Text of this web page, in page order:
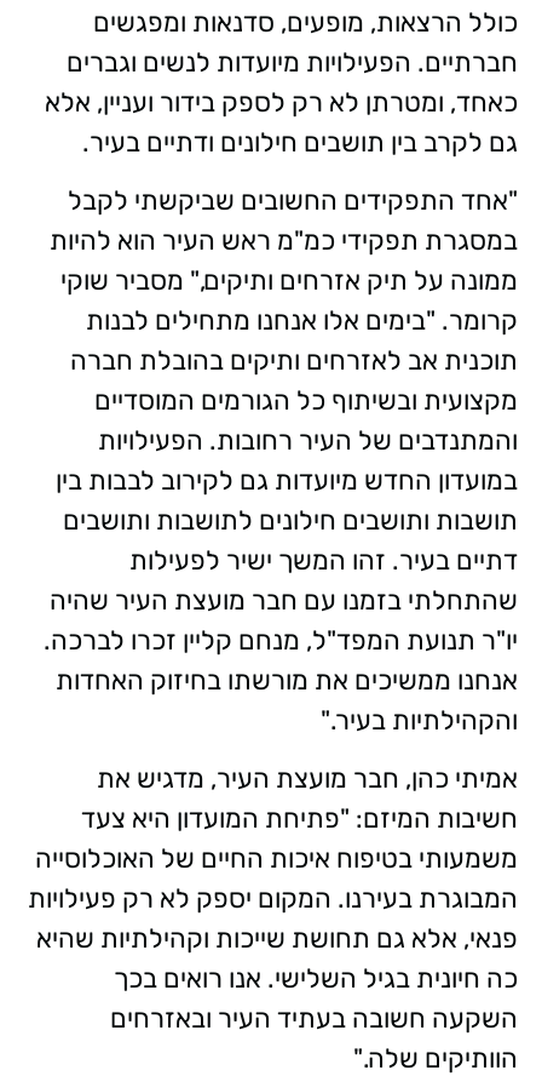
כולל הרצאות, מופעים, סדנאות ומפגשים
חברתיים. הפעילויות מיועדות לנשים וגברים
כאחד, ומטרתן לא רק לספק בידור ועניין, אלא
גם לקרב בין תושבים חילונים ודתיים בעיר.
"אחד התפקידים החשובים שביקשתי לקבל
במסגרת תפקידי כמ"מ ראש העיר הוא להיות
ממונה על תיק אזרחים ותיקים," מסביר שוקי
קרומר. "בימים אלו אנחנו מתחילים לבנות
תוכנית אב לאזרחים ותיקים בהובלת חברה
מקצועית ובשיתוף כל הגורמים המוסדיים
והמתנדבים של העיר רחובות. הפעילויות
במועדון החדש מיועדות גם לקירוב לבבות בין
תושבות ותושבים חילונים לתושבות ותושבים
דתיים בעיר. זהו המשך ישיר לפעילות
שהתחלתי בזמנו עם חבר מועצת העיר שהיה
יו"ר תנועת המפד"ל, מנחם קליין זכרו לברכה.
אנחנו ממשיכים את מורשתו בחיזוק האחדות
והקהילתיות בעיר."
אמיתי כהן, חבר מועצת העיר, מדגיש את
חשיבות המיזם: "פתיחת המועדון היא צעד
משמעותי בטיפוח איכות החיים של האוכלוסייה
המבוגרת בעירנו. המקום יספק לא רק פעילויות
פנאי, אלא גם תחושת שייכות וקהילתיות שהיא
כה חיונית בגיל השלישי. אנו רואים בכך
השקעה חשובה בעתיד העיר ובאזרחים
הוותיקים שלה."